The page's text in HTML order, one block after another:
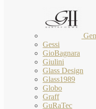
Gessi
GioBagnara
Giulini
Glass Design
Glass1989
Globo
Graff
GuRaTec